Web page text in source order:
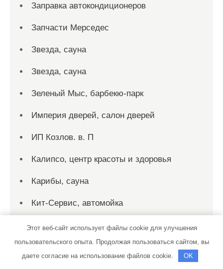
Заправка автокондиционеров
Запчасти Мерседес
Звезда, сауна
Звезда, сауна
Зеленый Мыс, барбекю-парк
Империя дверей, салон дверей
ИП Козлов. в. П
Калипсо, центр красоты и здоровья
Карибы, сауна
Кит-Сервис, автомойка
Клаксон
Колос, гостиничный комплекс
Этот веб-сайт использует файлы cookie для улучшения
пользовательского опыта. Продолжая пользоваться сайтом, вы
даете согласие на использование файлов cookie.
OK